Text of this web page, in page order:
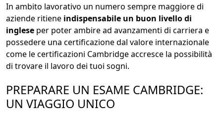
In ambito lavorativo un numero sempre maggiore di
aziende ritiene indispensabile un buon livello di
inglese per poter ambire ad avanzamenti di carriera e
possedere una certificazione dal valore internazionale
come le certificazioni Cambridge accresce la possibilità
di trovare il lavoro dei tuoi sogni.
PREPARARE UN ESAME CAMBRIDGE:
UN VIAGGIO UNICO